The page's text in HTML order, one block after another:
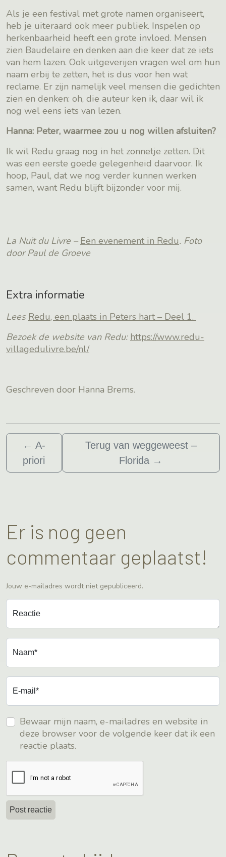
Als je een festival met grote namen organiseert,
heb je uiteraard ook meer publiek. Inspelen op
herkenbaarheid heeft een grote invloed. Mensen
zien Baudelaire en denken aan die keer dat ze iets
van hem lazen. Ook uitgeverijen vragen wel om hun
naam erbij te zetten, het is dus voor hen wat
reclame. Er zijn namelijk veel mensen die gedichten
zien en denken: oh, die auteur ken ik, daar wil ik
nog wel eens iets van lezen.
Hanna: Peter, waarmee zou u nog willen afsluiten?
Ik wil Redu graag nog in het zonnetje zetten. Dit
was een eerste goede gelegenheid daarvoor. Ik
hoop, Paul, dat we nog verder kunnen werken
samen, want Redu blijft bijzonder voor mij.
La Nuit du Livre – Een evenement in Redu. Foto
door Paul de Groeve
Extra informatie
Lees Redu, een plaats in Peters hart – Deel 1.
Bezoek de website van Redu: https://www.redu-
villagedulivre.be/nl/
Geschreven door Hanna Brems.
← A-
priori
Terug van weggeweest –
Florida →
Er is nog geen
commentaar geplaatst!
Jouw e-mailadres wordt niet gepubliceerd.
Reactie
Naam*
E-mail*
Bewaar mijn naam, e-mailadres en website in
deze browser voor de volgende keer dat ik een
reactie plaats.